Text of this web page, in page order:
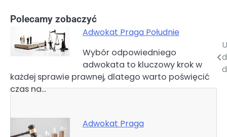
Polecamy zobaczyć
Adwokat Praga Południe
Wybór odpowiedniego
adwokata to kluczowy krok w
każdej sprawie prawnej, dlatego warto poświęcić
czas na…
Adwokat Praga
Nawigacja